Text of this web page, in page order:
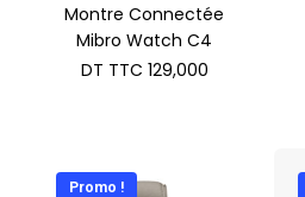
Montre Connectée
Mibro Watch C4
DT TTC 129,000
Promo !